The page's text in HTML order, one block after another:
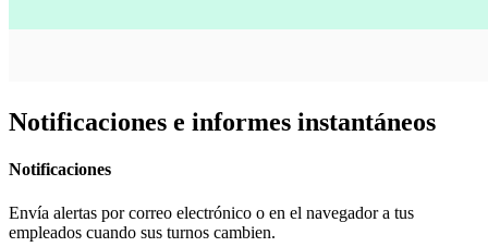
Notificaciones e informes instantáneos
Notificaciones
Envía alertas por correo electrónico o en el navegador a tus
empleados cuando sus turnos cambien.